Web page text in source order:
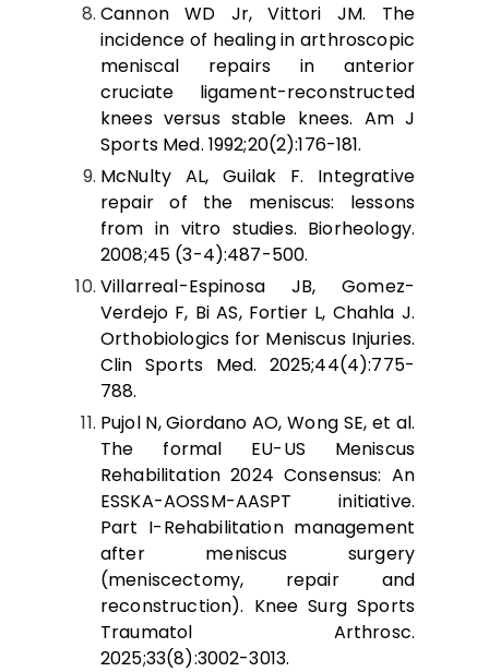
Cannon WD Jr, Vittori JM. The
incidence of healing in arthroscopic
meniscal repairs in anterior
cruciate ligament-reconstructed
knees versus stable knees. Am J
Sports Med. 1992;20(2):176-181.
McNulty AL, Guilak F. Integrative
repair of the meniscus: lessons
from in vitro studies. Biorheology.
2008;45 (3-4):487-500.
Villarreal-Espinosa JB, Gomez-
Verdejo F, Bi AS, Fortier L, Chahla J.
Orthobiologics for Meniscus Injuries.
Clin Sports Med. 2025;44(4):775-
788.
Pujol N, Giordano AO, Wong SE, et al.
The formal EU-US Meniscus
Rehabilitation 2024 Consensus: An
ESSKA-AOSSM-AASPT initiative.
Part I-Rehabilitation management
after meniscus surgery
(meniscectomy, repair and
reconstruction). Knee Surg Sports
Traumatol Arthrosc.
2025;33(8):3002-3013.